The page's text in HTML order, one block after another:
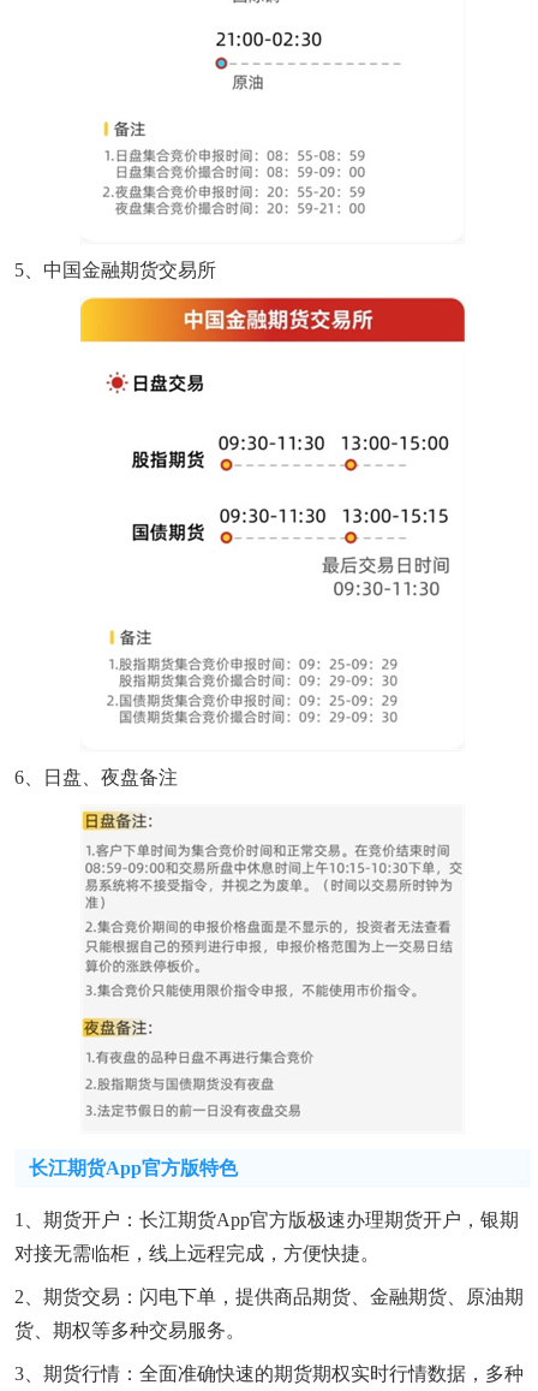
5、中国金融期货交易所
6、日盘、夜盘备注
长江期货app官方版特色
1、期货开户：长江期货app官方版极速办理期货开户，银期
对接无需临柜，线上远程完成，方便快捷。
2、期货交易：闪电下单，提供商品期货、金融期货、原油期
货、期权等多种交易服务。
3、期货行情：全面准确快速的期货期权实时行情数据，多种